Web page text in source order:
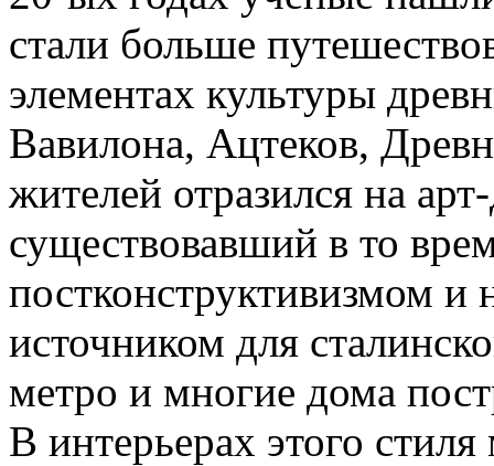
стали больше
элементах культуры
Вавилона, Ацтеков,
жителей отразился на
существовавший в то
постконструктивизмом и
источником для
метро и многие дома
В интерьерах этого